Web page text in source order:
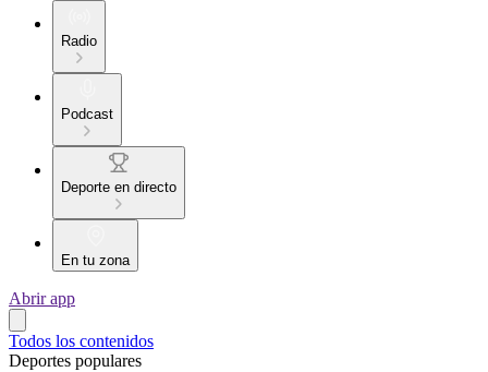
Radio
Podcast
Deporte en directo
En tu zona
Abrir app
Todos los contenidos
Deportes populares